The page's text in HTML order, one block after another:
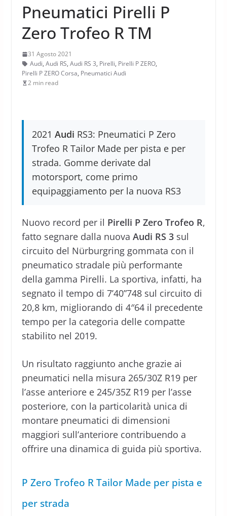
Pneumatici Pirelli P
Zero Trofeo R TM
31 Agosto 2021
Audi, Audi RS, Audi RS 3, Pirelli, Pirelli P ZERO,
Pirelli P ZERO Corsa, Pneumatici Audi
2 min read
2021 Audi RS3: Pneumatici P Zero
Trofeo R Tailor Made per pista e per
strada. Gomme derivate dal
motorsport, come primo
equipaggiamento per la nuova RS3
Nuovo record per il Pirelli P Zero Trofeo R,
fatto segnare dalla nuova Audi RS 3sul
circuito del Nürburgring gommata con il
pneumatico stradale più performante
della gamma Pirelli. La sportiva, infatti, ha
segnato il tempo di 7’40”748 sul circuito di
20,8 km, migliorando di 4″64 il precedente
tempo per la categoria delle compatte
stabilito nel 2019.
Un risultato raggiunto anche grazie ai
pneumatici nella misura 265/30Z R19 per
l’asse anteriore e 245/35Z R19 per l’asse
posteriore, con la particolarità unica di
montare pneumatici di dimensioni
maggiori sull’anteriore contribuendo a
offrire una dinamica di guida più sportiva.
P Zero Trofeo R Tailor Made per pista e
per strada